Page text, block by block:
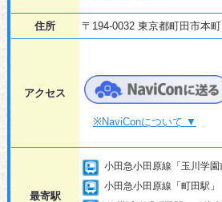
住所 〒194-0032 東京都町田市本
アクセス
※NaviConについて ▼
最寄駅
小田急小田原線「玉川学園
小田急小田原線「町田駅」